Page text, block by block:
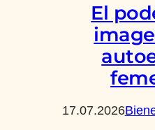
El
17.07.2026